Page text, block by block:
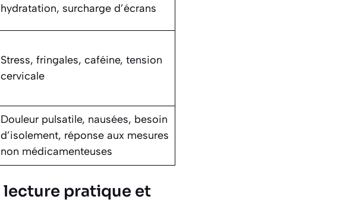
hydratation, surcharge d’écrans
Stress, fringales, caféine, tension
cervicale
Douleur pulsatile, nausées, besoin
d’isolement, réponse aux mesures
non médicamenteuses
lecture pratique et